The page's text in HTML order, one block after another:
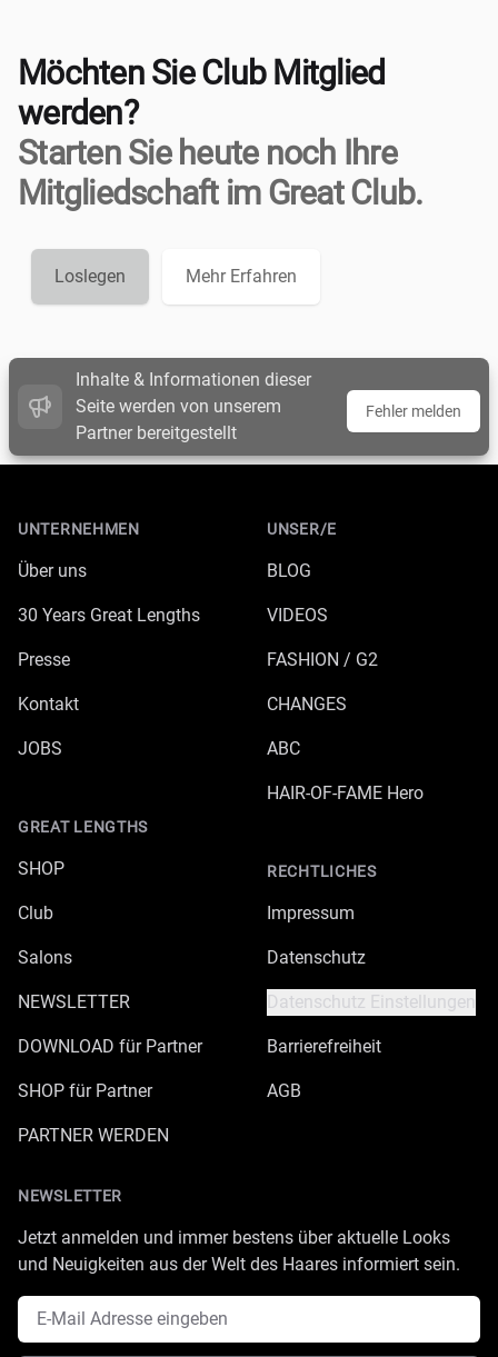
Möchten Sie Club Mitglied
werden?
Starten Sie heute noch Ihre
Mitgliedschaft im Great Club.
Loslegen Mehr Erfahren
Inhalte & Informationen dieser
Seite werden von unserem
Partner bereitgestellt
Fehler melden
UNTERNEHMEN
Über uns
30 Years Great Lengths
Presse
Kontakt
JOBS
GREAT LENGTHS
SHOP
Club
Salons
NEWSLETTER
DOWNLOAD für Partner
SHOP für Partner
PARTNER WERDEN
UNSER/E
BLOG
VIDEOS
FASHION / G2
CHANGES
ABC
HAIR-OF-FAME Hero
RECHTLICHES
Impressum
Datenschutz
Datenschutz Einstellungen
Barrierefreiheit
AGB
NEWSLETTER
Jetzt anmelden und immer bestens über aktuelle Looks
und Neuigkeiten aus der Welt des Haares informiert sein.
E-Mail Adresse